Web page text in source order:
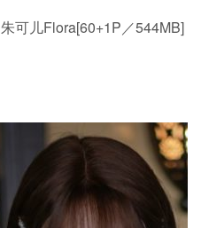
可儿Flora[60+1P／544MB]